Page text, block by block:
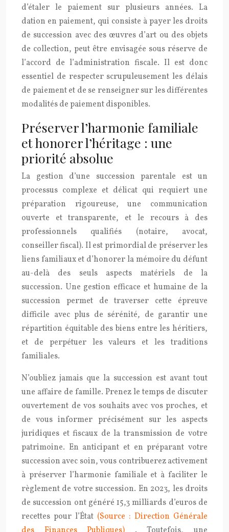
d’étaler le paiement sur plusieurs années. La
dation en paiement, qui consiste à payer les droits
de succession avec des œuvres d’art ou des objets
de collection, peut être envisagée sous réserve de
l’accord de l’administration fiscale. Il est donc
essentiel de respecter scrupuleusement les délais
de paiement et de se renseigner sur les différentes
modalités de paiement disponibles.
Préserver l’harmonie familiale
et honorer l’héritage : une
priorité absolue
La gestion d’une succession parentale est un
processus complexe et délicat qui requiert une
préparation rigoureuse, une communication
ouverte et transparente, et le recours à des
professionnels qualifiés (notaire, avocat,
conseiller fiscal). Il est primordial de préserver les
liens familiaux et d’honorer la mémoire du défunt
au-delà des seuls aspects matériels de la
succession. Une gestion efficace et humaine de la
succession permet de traverser cette épreuve
difficile avec plus de sérénité, de garantir une
répartition équitable des biens entre les héritiers,
et de perpétuer les valeurs et les traditions
familiales.
N’oubliez jamais que la succession est avant tout
une affaire de famille. Prenez le temps de discuter
ouvertement de vos souhaits avec vos proches, et
de vous informer précisément sur les aspects
juridiques et fiscaux de la transmission de votre
patrimoine. En anticipant et en préparant votre
succession avec soin, vous contribuerez activement
à préserver l’harmonie familiale et à faciliter le
règlement de votre succession. En 2023, les droits
de succession ont généré 15,3 milliards d’euros de
recettes pour l’État (Source : Direction Générale